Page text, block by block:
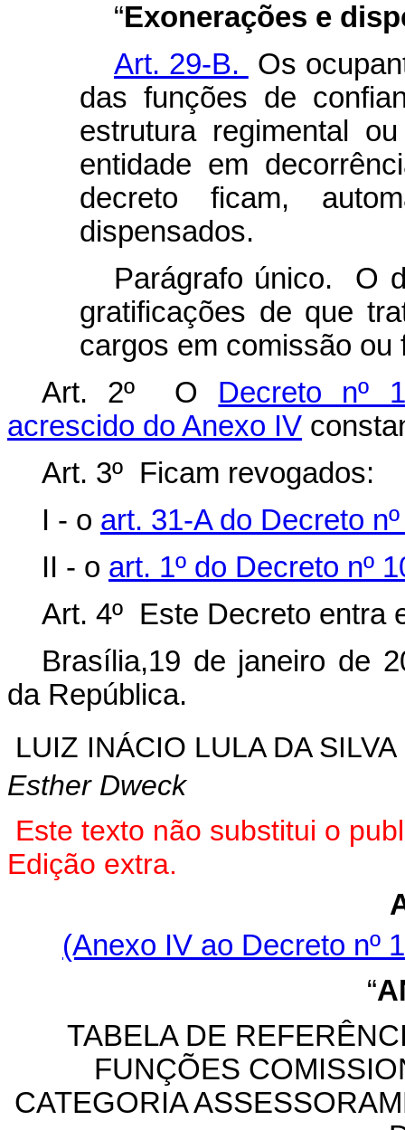
“Exonerações e
Art. 29-B.
Os
das funções de
estrutura regimental
entidade em
decreto ficam,
dispensados.
Parágrafo único. O
gratificações de que
cargos em comissão ou
Art. 2º O Decreto nº
acrescido do Anexo IV
Art. 3º Ficam revogados:
I - o art. 31-A do Decreto
II - o art. 1º do Decreto nº
Art. 4º Este Decreto entra
Brasília,19 de janeiro de
da República.
LUIZ INÁCIO LULA DA SILVA
Esther Dweck
Este texto não substitui o
Edição extra.
(Anexo IV ao Decreto nº
“
TABELA DE
FUNÇÕES
CATEGORIA